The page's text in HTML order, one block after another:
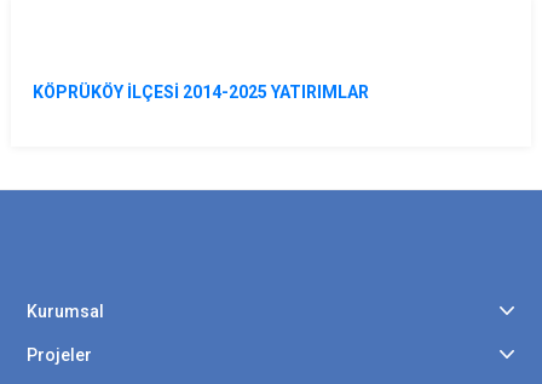
KÖPRÜKÖY İLÇESİ 2014-2025 YATIRIMLAR
Kurumsal
Projeler